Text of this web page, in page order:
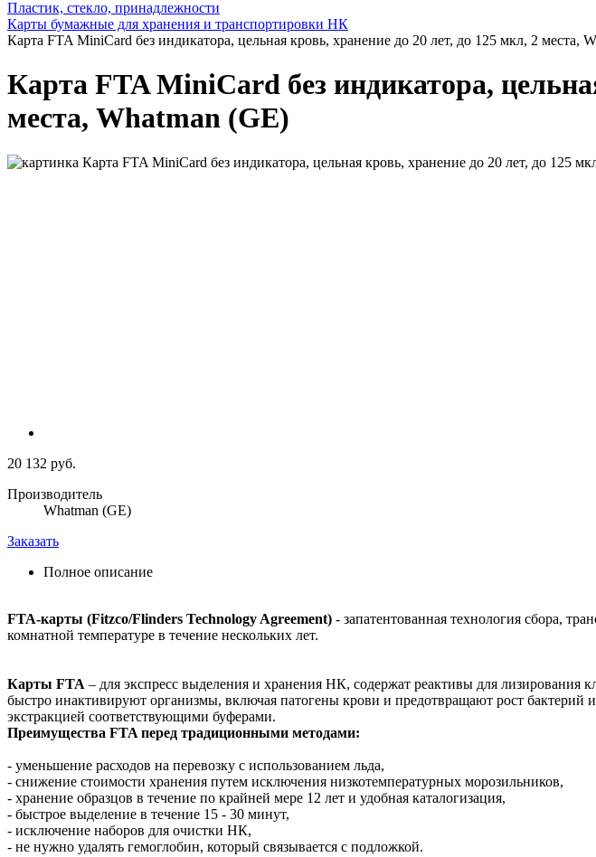
Пластик, стекло, принадлежности
Карты бумажные для хранения и транспортировки НК
Карта FTA MiniCard без индикатора, цельная кровь, хранение до 20 лет, до 125 мкл, 2 места,
Карта FTA MiniCard без индикатора,
места, Whatman (GE)
20 132 руб.
Производитель
Whatman (GE)
Заказать
Полное описание
FTA-карты (Fitzco/Flinders Technology Agreement) - запатентованная технология сбора,
комнатной температуре в течение нескольких лет.
Карты FTA – для экспресс выделения и хранения НК, содержат реактивы для
быстро инактивируют организмы, включая патогены крови и предотвращают рост
экстракцией соответствующими буферами.
Преимущества FTA перед традиционными методами:
- уменьшение расходов на перевозку с использованием льда,
- снижение стоимости хранения путем исключения низкотемпературных морозильников,
- хранение образцов в течение по крайней мере 12 лет и удобная каталогизация,
- быстрое выделение в течение 15 - 30 минут,
- исключение наборов для очистки НК,
- не нужно удалять гемоглобин, который связывается с подложкой.